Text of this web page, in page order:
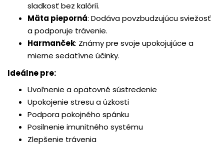
sladkosť bez kalórií.
Mäta pieporná: Dodáva povzbudzujúcu sviežosť
a podporuje trávenie.
Harmanček: Známy pre svoje upokojujúce a
mierne sedatívne účinky.
Ideálne pre:
Uvoľnenie a opätovné sústredenie
Upokojenie stresu a úzkosti
Podpora pokojného spánku
Posilnenie imunitného systému
Zlepšenie trávenia